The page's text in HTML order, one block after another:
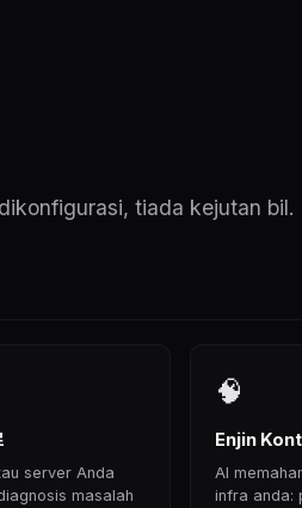
tiada kejutan bil.
server Anda
masalah
🧠
Enjin
AI
infra anda: